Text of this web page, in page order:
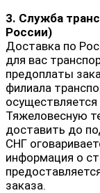
3. Служба
России)
Доставка по
для вас
предоплаты
филиала
Тяжеловесную
доставить до
СНГ
информация о
заказа.